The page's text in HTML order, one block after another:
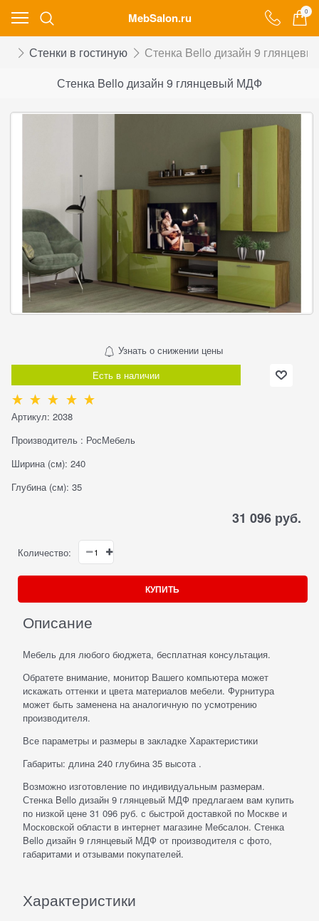
MebSalon.ru 0
Стенки в гостиную
Стенка Bello дизайн 9
Стенка Bello дизайн 9 глянцевый МДФ
Узнать о снижении цены
Есть в наличии
Артикул: 2038
Производитель : РосМебель
Ширина (см): 240
Глубина (см): 35
31 096 руб.
Количество:
КУПИТЬ
Описание
Мебель для любого бюджета, бесплатная консультация.
Обратете внимание, монитор Вашего компьютера может
искажать оттенки и цвета материалов мебели. Фурнитура
может быть заменена на аналогичную по усмотрению
производителя.
Все параметры и размеры в закладке Характеристики
Габариты: длина 240 глубина 35 высота .
Возможно изготовление по индивидуальным размерам.
Стенка Bello дизайн 9 глянцевый МДФ предлагаем вам купить
по низкой цене 31 096 руб. с быстрой доставкой по Москве и
Московской области в интернет магазине Мебсалон. Стенка
Bello дизайн 9 глянцевый МДФ от производителя с фото,
габаритами и отзывами покупателей.
Характеристики